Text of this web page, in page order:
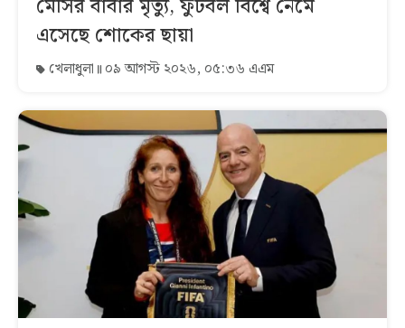
মেসির বাবার মৃত্যু, ফুটবল বিশ্বে নেমে
এসেছে শোকের ছায়া
খেলাধুলা ০৯ আগস্ট ২০২৬, ০৫:৩৬ এএম